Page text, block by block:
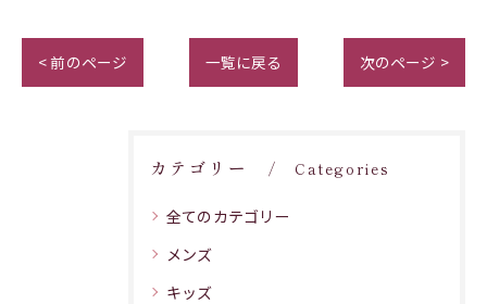
< 前のページ 一覧に戻る 次のページ >
カテゴリー Categories
全てのカテゴリー
メンズ
キッズ